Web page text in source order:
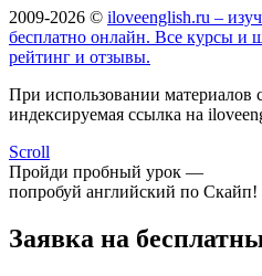
2009-2026 © iloveenglish.ru –
бесплатно онлайн. Все курсы и
рейтинг и отзывы.
При использовании материалов
индексируемая ссылка на
Scroll
Пройди пробный урок —
попробуй английский по Скайп!
Заявка на